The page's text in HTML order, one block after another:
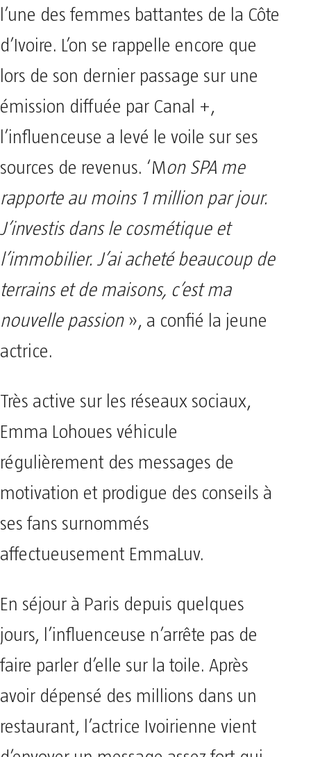
l’une des femmes battantes de la Côte
d’Ivoire. L’on se rappelle encore que
lors de son dernier passage sur une
émission diffuée par Canal +,
l’influenceuse a levé le voile sur ses
sources de revenus. ‘Mon SPA me
rapporte au moins 1 million par jour.
J’investis dans le cosmétique et
l’immobilier. J’ai acheté beaucoup de
terrains et de maisons, c’est ma
nouvelle passion», a confié la jeune
actrice.
Très active sur les réseaux sociaux,
Emma Lohoues véhicule
régulièrement des messages de
motivation et prodigue des conseils à
ses fans surnommés
affectueusement EmmaLuv.
En séjour à Paris depuis quelques
jours, l’influenceuse n’arrête pas de
faire parler d’elle sur la toile. Après
avoir dépensé des millions dans un
restaurant, l’actrice Ivoirienne vient